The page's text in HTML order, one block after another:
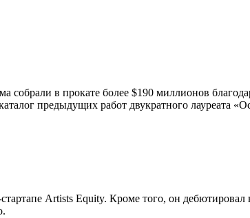
собрали в прокате более $190 миллионов
предыдущих работ двукратного лауреата
Artists Equity. Кроме того, он